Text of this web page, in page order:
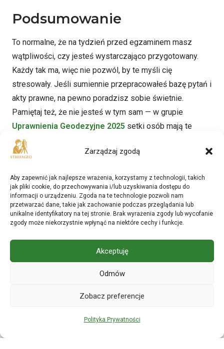
Zarządzaj zgodą
Aby zapewnić jak najlepsze wrażenia, korzystamy z technologii, takich
jak pliki cookie, do przechowywania i/lub uzyskiwania dostępu do
informacji o urządzeniu. Zgoda na te technologie pozwoli nam
przetwarzać dane, takie jak zachowanie podczas przeglądania lub
unikalne identyfikatory na tej stronie. Brak wyrażenia zgody lub wycofanie
zgody może niekorzystnie wpłynąć na niektóre cechy i funkcje.
Akceptuję
Odmów
Zobacz preferencje
Polityka Prywatności
Podsumowanie
To normalne, że na tydzień przed egzaminem masz
wątpliwości, czy jesteś wystarczająco przygotowany.
Każdy tak ma, więc nie pozwól, by te myśli cię
stresowały. Jeśli sumiennie przepracowałeś bazę pytań i
akty prawne, na pewno poradzisz sobie świetnie.
Pamiętaj też, że nie jesteś w tym sam — w grupie
Uprawnienia Geodezyjne 2025 setki osób mają te
same obawy, wymieniają się doświadczeniami i
wspierają się przed egzaminem. Gdy już przejdziesz
najważniejszych osiągnięć zawodowych w życiu.
Powodzenia!
Dołącz do grupy Uprawnienia Geodezyjne 2025!